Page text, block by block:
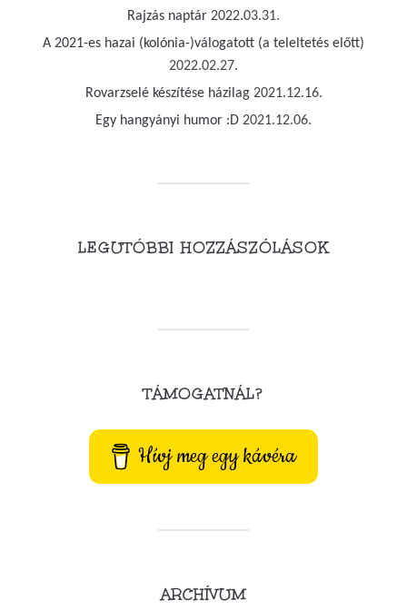
Rajzás naptár 2022.03.31.
A 2021-es hazai (kolónia-)válogatott (a teleltetés előtt)
2022.02.27.
Rovarzselé készítése házilag 2021.12.16.
Egy hangyányi humor :D 2021.12.06.
LEGUTÓBBI HOZZÁSZÓLÁSOK
TÁMOGATNÁL?
Hívj meg egy kávéra
ARCHÍVUM